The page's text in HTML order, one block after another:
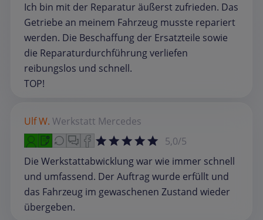
Ich bin mit der Reparatur äußerst zufrieden. Das
Getriebe an meinem Fahrzeug musste repariert
werden. Die Beschaffung der Ersatzteile sowie
die Reparaturdurchführung verliefen
reibungslos und schnell.
TOP!
Ulf W. Werkstatt Mercedes
5,0/5
Die Werkstattabwicklung war wie immer schnell
und umfassend. Der Auftrag wurde erfüllt und
das Fahrzeug im gewaschenen Zustand wieder
übergeben.